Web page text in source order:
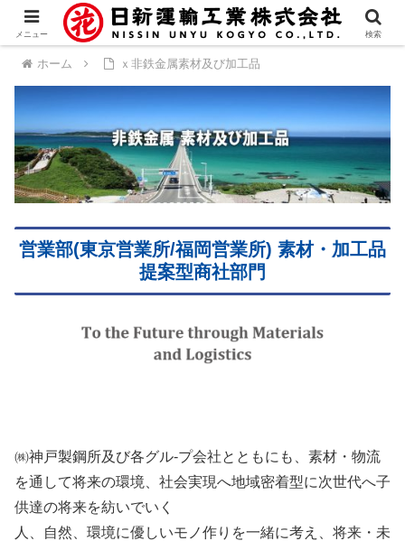
ホーム ｘ非鉄金属素材及び加工品
営業部(東京営業所/福岡営業所) 素材・加工品
提案型商社部門
㈱神戸製鋼所及び各グル-プ会社とともにも、素材・物流
を通して将来の環境、社会実現へ地域密着型に次世代へ子
供達の将来を紡いでいく
人、自然、環境に優しいモノ作りを一緒に考え、将来・未
メニュー 検索